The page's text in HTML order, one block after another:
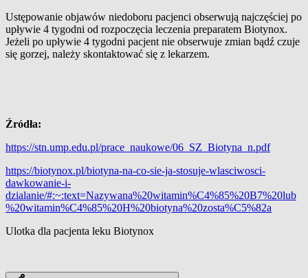
Ustępowanie objawów niedoboru pacjenci obserwują najczęściej po
upływie 4 tygodni od rozpoczęcia leczenia preparatem Biotynox.
Jeżeli po upływie 4 tygodni pacjent nie obserwuje zmian bądź czuje
się gorzej, należy skontaktować się z lekarzem.
Źródła:
https://stn.ump.edu.pl/prace_naukowe/06_SZ_Biotyna_n.pdf
https://biotynox.pl/biotyna-na-co-sie-ja-stosuje-wlasciwosci-
dawkowanie-i-
dzialanie/#:~:text=Nazywana%20witamin%C4%85%20B7%20lub
%20witamin%C4%85%20H%20biotyna%20zosta%C5%82a
Ulotka dla pacjenta leku Biotynox